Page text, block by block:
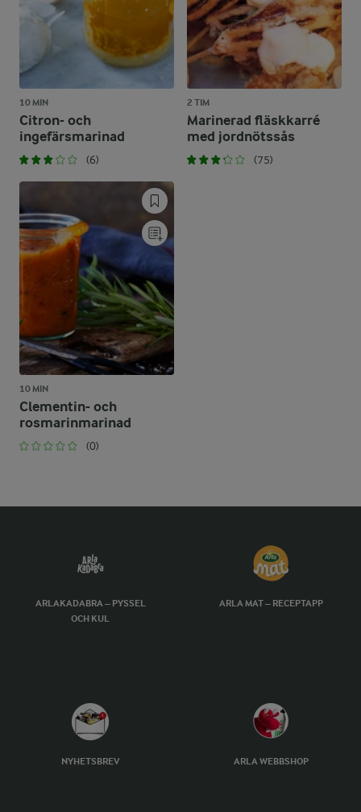
10 MIN
Citron- och
ingefärsmarinad
(6)
2 TIM
Marinerad fläskkarré
med jordnötssås
(75)
10 MIN
Clementin- och
rosmarinmarinad
(0)
ARLAKADABRA – PYSSEL
OCH KUL
ARLA MAT – RECEPTAPP
NYHETSBREV ARLA WEBBSHOP